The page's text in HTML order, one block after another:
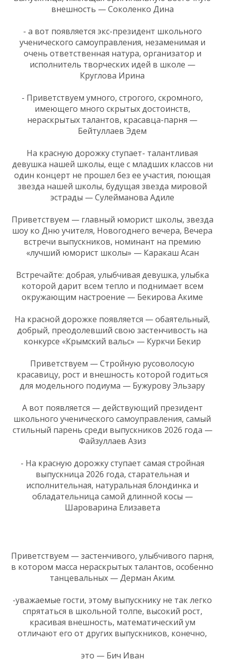
внешность — Соколенко Дина
- а вот появляется экс-президент школьного
ученического самоуправления, незаменимая и
очень ответственная натура, организатор и
исполнитель творческих идей в школе —
Круглова Ирина
- Приветствуем умного, строгого, скромного,
имеющего много скрытых достоинств,
нераскрытых талантов, красавца-парня —
Бейтуллаев Эдем
На красную дорожку ступает- талантливая
девушка нашей школы, еще с младших классов ни
один концерт не прошел без ее участия, поющая
звезда нашей школы, будущая звезда мировой
эстрады — Сулейманова Адиле
Приветствуем — главный юморист школы, звезда
шоу ко Дню учителя, Новогоднего вечера, Вечера
встречи выпускников, номинант на премию
«лучший юморист школы» — Каракаш Асан
Встречайте: добрая, улыбчивая девушка, улыбка
которой дарит всем тепло и поднимает всем
окружающим настроение — Бекирова Акиме
На красной дорожке появляется — обаятельный,
добрый, преодолевший свою застенчивость на
конкурсе «Крымский вальс» — Куркчи Бекир
Приветствуем — Стройную русоволосую
красавицу, рост и внешность которой годиться
для модельного подиума — Бужурову Эльзару
А вот появляется — действующий президент
школьного ученического самоуправления, самый
стильный парень среди выпускников 2026 года —
Файзуллаев Азиз
- На красную дорожку ступает самая стройная
выпускница 2026 года, старательная и
исполнительная, натуральная блондинка и
обладательница самой длинной косы —
Шароварина Елизавета
Приветствуем — застенчивого, улыбчивого парня,
в котором масса нераскрытых талантов, особенно
танцевальных — Дерман Аким.
-уважаемые гости, этому выпускнику не так легко
спрятаться в школьной толпе, высокий рост,
красивая внешность, математический ум
отличают его от других выпускников, конечно,
это — Бич Иван